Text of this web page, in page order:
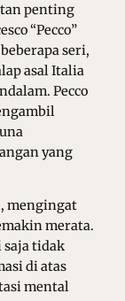
penting
“Pecco”
seri,
asal Italia
Pecco
yang
mengingat
merata.
saja tidak
di atas
mental